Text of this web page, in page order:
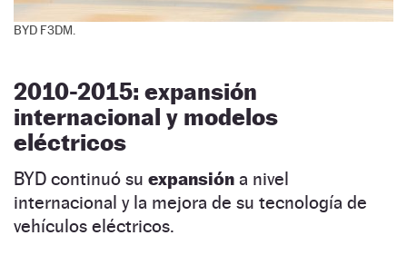
BYD F3DM.
2010-2015: expansión
internacional y modelos
eléctricos
BYD continuó su expansión a nivel
internacional y la mejora de su tecnología de
vehículos eléctricos.